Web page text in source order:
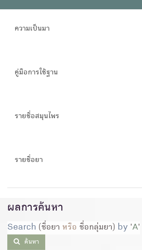
ความเป็นมา
คู่มือการใช้ฐาน
รายชื่อสมุนไพร
รายชื่อยา
ผลการค้นหา
Search (ชื่อยา หรือ ชื่อกลุ่มยา) by 'A'
ค้นหา